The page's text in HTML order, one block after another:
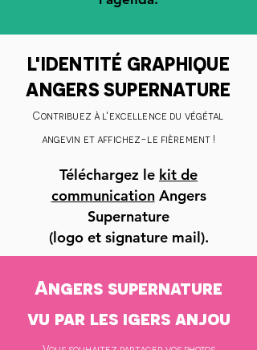
L'IDENTITÉ GRAPHIQUE
ANGERS SUPERNATURE
Contribuez à l'excellence du végétal
angevin et affichez-le fièrement !
Téléchargez le kit de
communicationAngers
Supernature
(logo et signature mail).
Angers supernature
vu par les igers anjou